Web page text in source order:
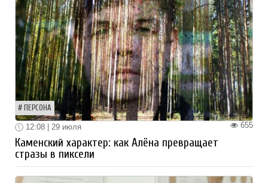
ПЕРСОНА
655
12:08 | 29 июля
Каменский характер: как Алёна превращает
стразы в пиксели